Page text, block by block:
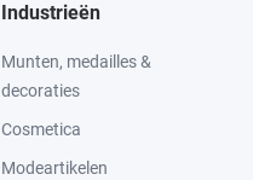
Industrieën
Munten, medailles &
decoraties
Cosmetica
Modeartikelen